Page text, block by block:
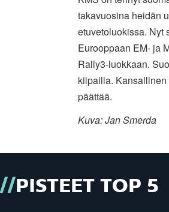
takavuosina heidän
etuvetoluokissa. Nyt
Eurooppaan EM- ja
Rally3-luokkaan.
kilpailla.
päättää.
Kuva: Jan Smerda
PISTEET TOP 5